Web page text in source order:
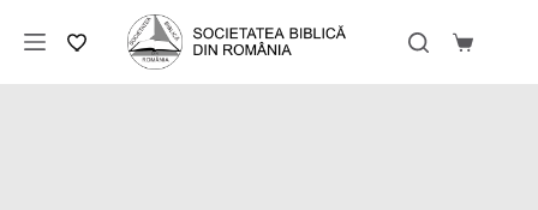
conținut
Coș